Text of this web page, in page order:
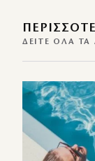
ΔΕΊΤΕ ΌΛΑ